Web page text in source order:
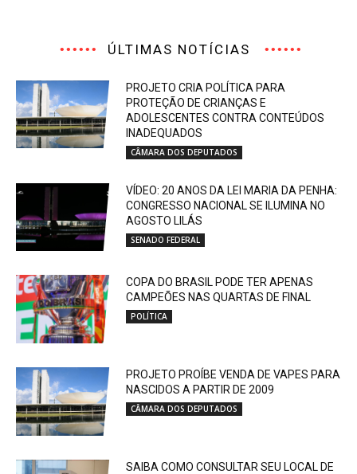
ÚLTIMAS NOTÍCIAS
PROJETO CRIA POLÍTICA PARA
PROTEÇÃO DE CRIANÇAS E
ADOLESCENTES CONTRA CONTEÚDOS
INADEQUADOS
CÂMARA DOS DEPUTADOS
VÍDEO: 20 ANOS DA LEI MARIA DA PENHA:
CONGRESSO NACIONAL SE ILUMINA NO
AGOSTO LILÁS
SENADO FEDERAL
COPA DO BRASIL PODE TER APENAS
CAMPEÕES NAS QUARTAS DE FINAL
POLÍTICA
PROJETO PROÍBE VENDA DE VAPES PARA
NASCIDOS A PARTIR DE 2009
CÂMARA DOS DEPUTADOS
SAIBA COMO CONSULTAR SEU LOCAL DE